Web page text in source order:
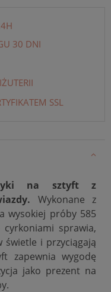
30 DNI
SSL
na sztyft z
Wykonane z
wysokiej próby 585
cyrkoniami sprawia,
świetle i przyciągają
zapewnia wygodę
jako prezent na